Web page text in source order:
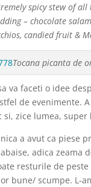
spicy stew of
– chocolate
candied fruit &
Tocana picanta de
va faceti o idee
de evenimente.
si, zice lumea, super
a avut ca piese
adica zeama
resturile de peste
bune/ scumpe. L-